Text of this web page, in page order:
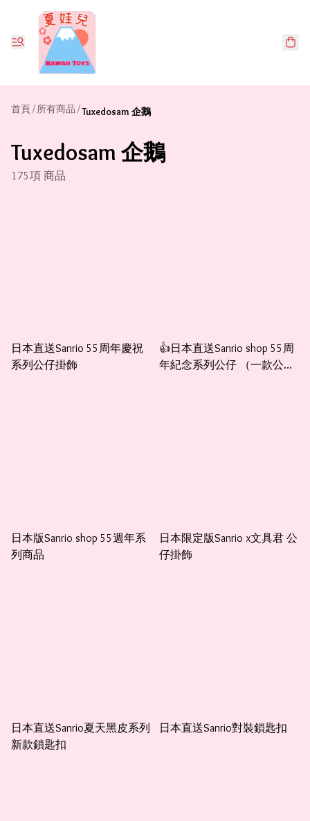
首頁/ 所有商品 /Tuxedosam 企鵝
Tuxedosam 企鵝
175項 商品
日本直送Sanrio 55周年慶祝
系列公仔掛飾
👍日本直送Sanrio shop 55周
年紀念系列公仔 （一款公仔
日本版Sanrio shop 55週年系
列商品
日本限定版Sanrio x文具君 公
仔掛飾
日本直送Sanrio夏天黑皮系列
新款鎖匙扣
日本直送Sanrio對裝鎖匙扣